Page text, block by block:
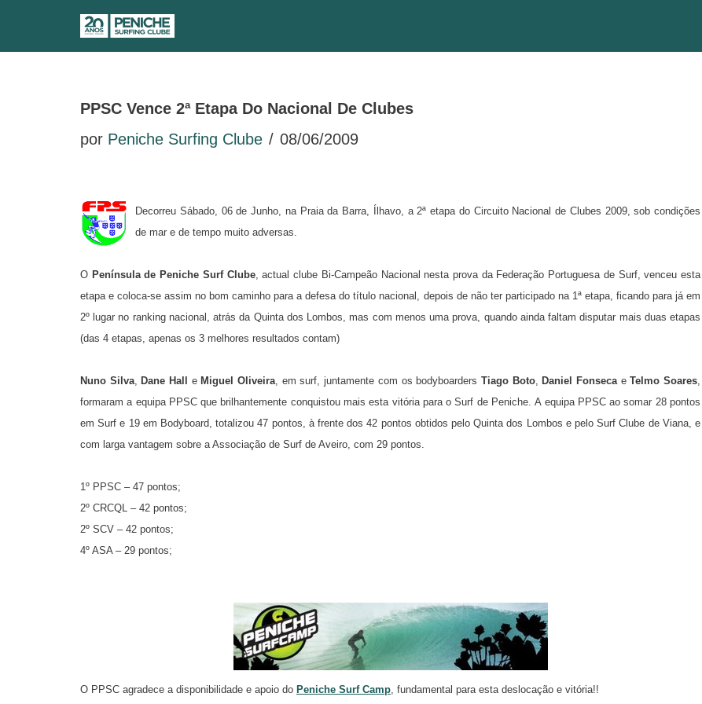
PPSC Vence 2ª Etapa Do Nacional De Clubes
por Peniche Surfing Clube 08/06/2009
Decorreu Sábado, 06 de Junho, na Praia da Barra, Ílhavo, a 2ª etapa do Circuito Nacional de Clubes 2009, sob condições
de mar e de tempo muito adversas.
O Península de Peniche Surf Clube, actual clube Bi-Campeão Nacional nesta prova da Federação Portuguesa de Surf, venceu esta
etapa e coloca-se assim no bom caminho para a defesa do título nacional, depois de não ter participado na 1ª etapa, ficando para já em
2º lugar no ranking nacional, atrás da Quinta dos Lombos, mas com menos uma prova, quando ainda faltam disputar mais duas etapas
(das 4 etapas, apenas os 3 melhores resultados contam)
Nuno Silva, Dane Hall e Miguel Oliveira, em surf, juntamente com os bodyboarders Tiago Boto, Daniel FonsecaeTelmo Soares,
formaram a equipa PPSC que brilhantemente conquistou mais esta vitória para o Surf de Peniche. A equipa PPSC ao somar 28 pontos
em Surf e 19 em Bodyboard, totalizou 47 pontos, à frente dos 42 pontos obtidos pelo Quinta dos Lombos e pelo Surf Clube de Viana, e
com larga vantagem sobre a Associação de Surf de Aveiro, com 29 pontos.
1º PPSC – 47 pontos;
2º CRCQL – 42 pontos;
2º SCV – 42 pontos;
4º ASA – 29 pontos;
O PPSC agradece a disponibilidade e apoio do Peniche Surf Camp, fundamental para esta deslocação e vitória!!